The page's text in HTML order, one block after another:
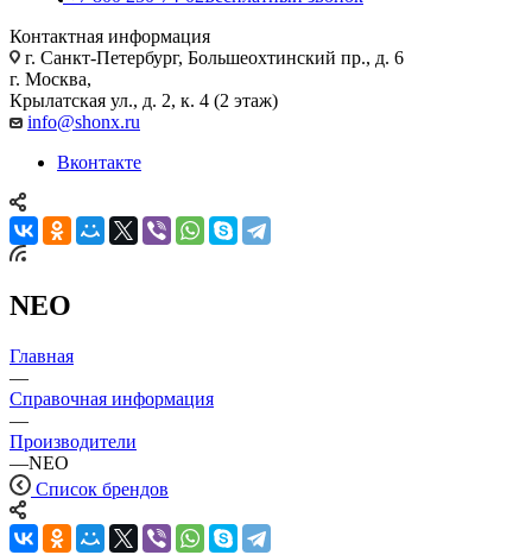
Контактная информация
г. Санкт-Петербург, Большеохтинский пр., д. 6
г. Москва,
Крылатская ул., д. 2, к. 4 (2 этаж)
info@shonx.ru
Вконтакте
NEO
Главная
—
Справочная информация
—
Производители
—NEO
Список брендов